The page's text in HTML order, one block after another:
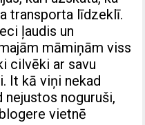
transporta līdzeklī.
ļaudis un
māmiņām viss
cilvēki ar savu
It kā viņi nekad
nejustos noguruši,
vietnē